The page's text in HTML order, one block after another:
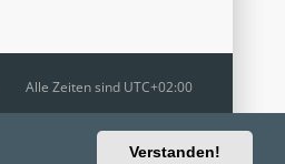
Verstanden!
Alle Zeiten sind UTC+02:00
Ravaio Theme byGramziu